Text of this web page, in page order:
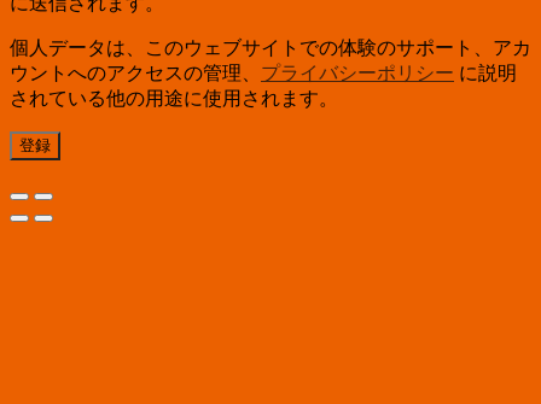
個人データは、このウェブサイトでの体験のサポート、アカ
ウントへのアクセスの管理、 プライバシーポリシー に説明
されている他の用途に使用されます。
登録